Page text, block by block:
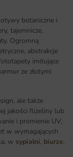
botaniczne i
tajemnicze,
Ogromną
abstrakcje
imitujące
ze złotymi
ale także
jakości flizeliny lub
i promienie UV,
w wymagających
w sypialni, biurze,